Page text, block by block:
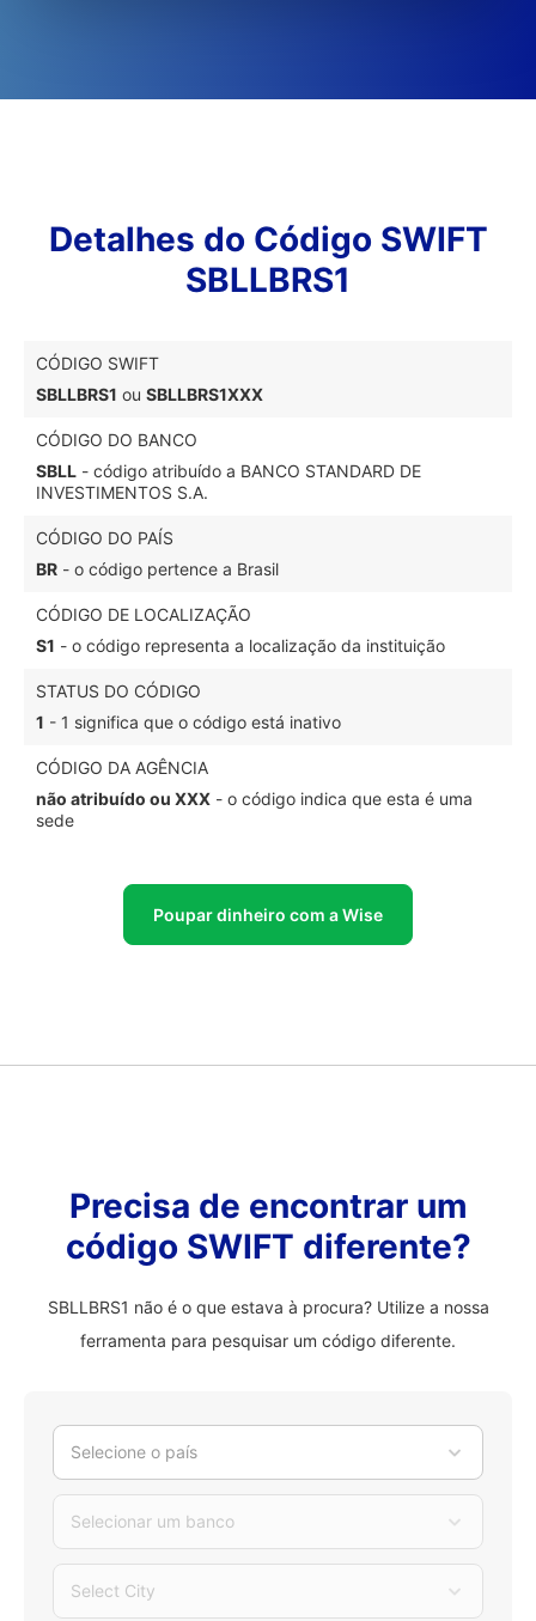
Detalhes do Código SWIFT
SBLLBRS1
CÓDIGO SWIFT
SBLLBRS1 ou SBLLBRS1XXX
CÓDIGO DO BANCO
SBLL - código atribuído a BANCO STANDARD DE
INVESTIMENTOS S.A.
CÓDIGO DO PAÍS
BR - o código pertence a Brasil
CÓDIGO DE LOCALIZAÇÃO
S1 - o código representa a localização da instituição
STATUS DO CÓDIGO
1 - 1 significa que o código está inativo
CÓDIGO DA AGÊNCIA
não atribuído ou XXX - o código indica que esta é uma
sede
Poupar dinheiro com a Wise
Precisa de encontrar um
código SWIFT diferente?
SBLLBRS1 não é o que estava à procura? Utilize a nossa
ferramenta para pesquisar um código diferente.
Selecione o país
Selecionar um banco
Select City